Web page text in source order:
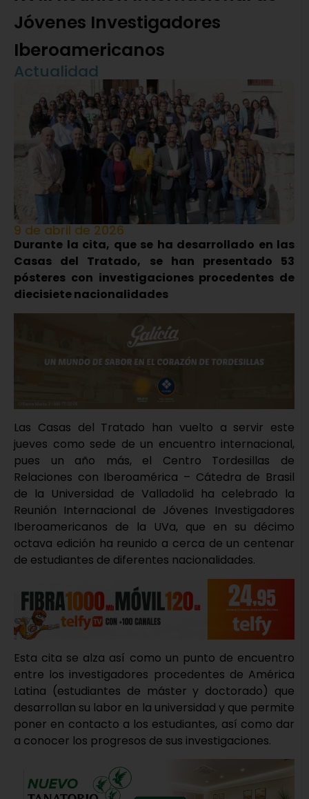
Jóvenes Investigadores
Iberoamericanos
Actualidad
9 de abril de 2026
Durante la cita, que se ha desarrollado en las
Casas del Tratado, se han presentado 53
pósteres con investigaciones procedentes de
diecisiete nacionalidades
Las Casas del Tratado han vuelto a servir este
jueves como sede de un encuentro internacional,
pues un año más, el Centro Tordesillas de
Relaciones con Iberoamérica – Cátedra de Brasil
de la Universidad de Valladolid ha celebrado la
Reunión Internacional de Jóvenes Investigadores
Iberoamericanos de la UVa, que en su décimo
octava edición ha reunido a cerca de un centenar
de estudiantes de diferentes nacionalidades.
Esta cita se alza así como un punto de encuentro
entre los investigadores procedentes de América
Latina (estudiantes de máster y doctorado) que
desarrollan su labor en la universidad y que permite
poner en contacto a los estudiantes, así como dar
a conocer los progresos de sus investigaciones.